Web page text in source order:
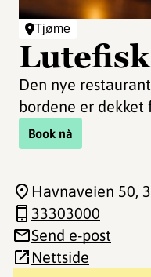
Tjøme
Den nye
bordene er
Book nå
Havnaveien 50,
33303000
Send e-post
Nettside